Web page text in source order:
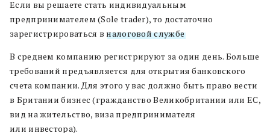
Если вы решаете стать индивидуальным
предпринимателем (Sole trader), то достаточно
зарегистрироваться в налоговой службе.
В среднем компанию регистрируют за один день. Больше
требований предъявляется для открытия банковского
счета компании. Для этого у вас должно быть право вести
в Британии бизнес (гражданство Великобритании или ЕС,
вид на жительство, виза предпринимателя
или инвестора).